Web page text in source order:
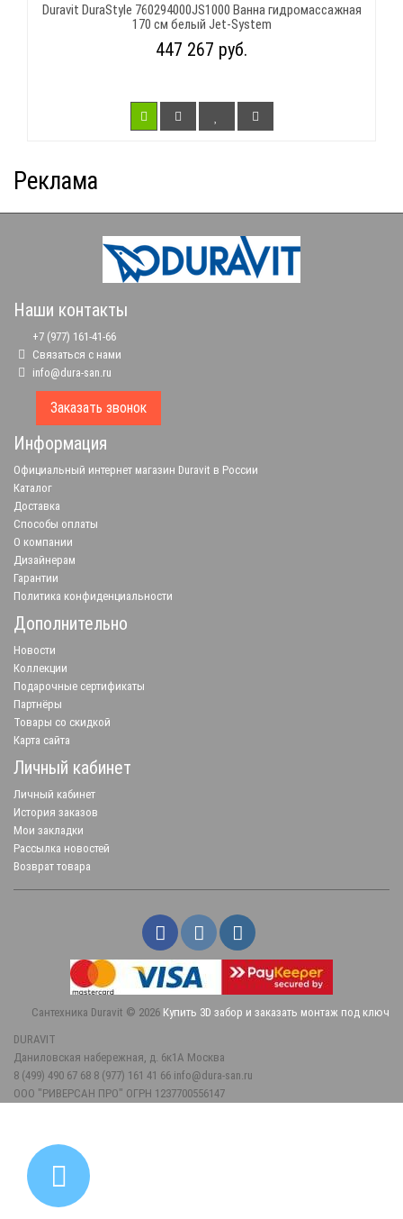
Duravit DuraStyle 760294000JS1000 Ванна гидромассажная
170 см белый Jet-System
447 267 руб.
Реклама
Наши контакты
+7 (977) 161-41-66
Связаться с нами
info@dura-san.ru
Заказать звонок
Информация
Официальный интернет магазин Duravit в России
Каталог
Доставка
Способы оплаты
О компании
Дизайнерам
Гарантии
Политика конфиденциальности
Дополнительно
Новости
Коллекции
Подарочные сертификаты
Партнёры
Товары со скидкой
Карта сайта
Личный кабинет
Личный кабинет
История заказов
Мои закладки
Рассылка новостей
Возврат товара
Сантехника Duravit © 2026 Купить 3D забор и заказать монтаж под ключ
DURAVIT
Даниловская набережная, д. 6к1А Москва
8 (499) 490 67 68 8 (977) 161 41 66 info@dura-san.ru
ООО "РИВЕРСАН ПРО" ОГРН 1237700556147